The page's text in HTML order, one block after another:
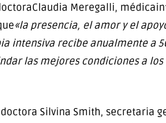
Meregalli,
«la presencia, el amor y el
intensiva recibe anualmente a
las mejores condiciones a
Silvina Smith, secretaria